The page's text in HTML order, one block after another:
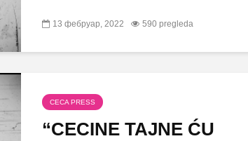
13 фебруар, 2022 590 pregleda
CECA PRESS
“CECINE TAJNE ĆU